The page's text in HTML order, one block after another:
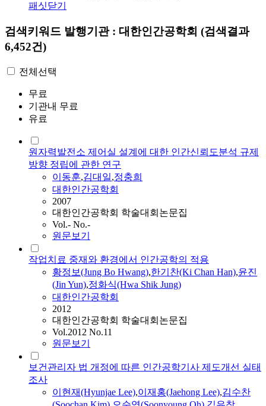
패싯닫기
검색키워드 발행기관 : 대한인간공학회 (검색결과
6,452건)
전체선택
무료
기관내 무료
유료
원자력발전소 제어실 설계에 대한 인간신뢰도분석 규제
방향 정립에 관한 연구
이동훈,김대일,정충희
대한인간공학회
2007
대한인간공학회 학술대회논문집
Vol.- No.-
원문보기
작업치료 중재와 환경에서 인간공학의 적용
황정보(Jung Bo Hwang),한기찬(Ki Chan Han),윤진
(Jin Yun),정화식(Hwa Shik Jung)
대한인간공학회
2012
대한인간공학회 학술대회논문집
Vol.2012 No.11
원문보기
보건관리자 법 개정에 따른 인간공학기사 제도개선 실태
조사
이현재(Hyunjae Lee),이재홍(Jaehong Lee),김수찬